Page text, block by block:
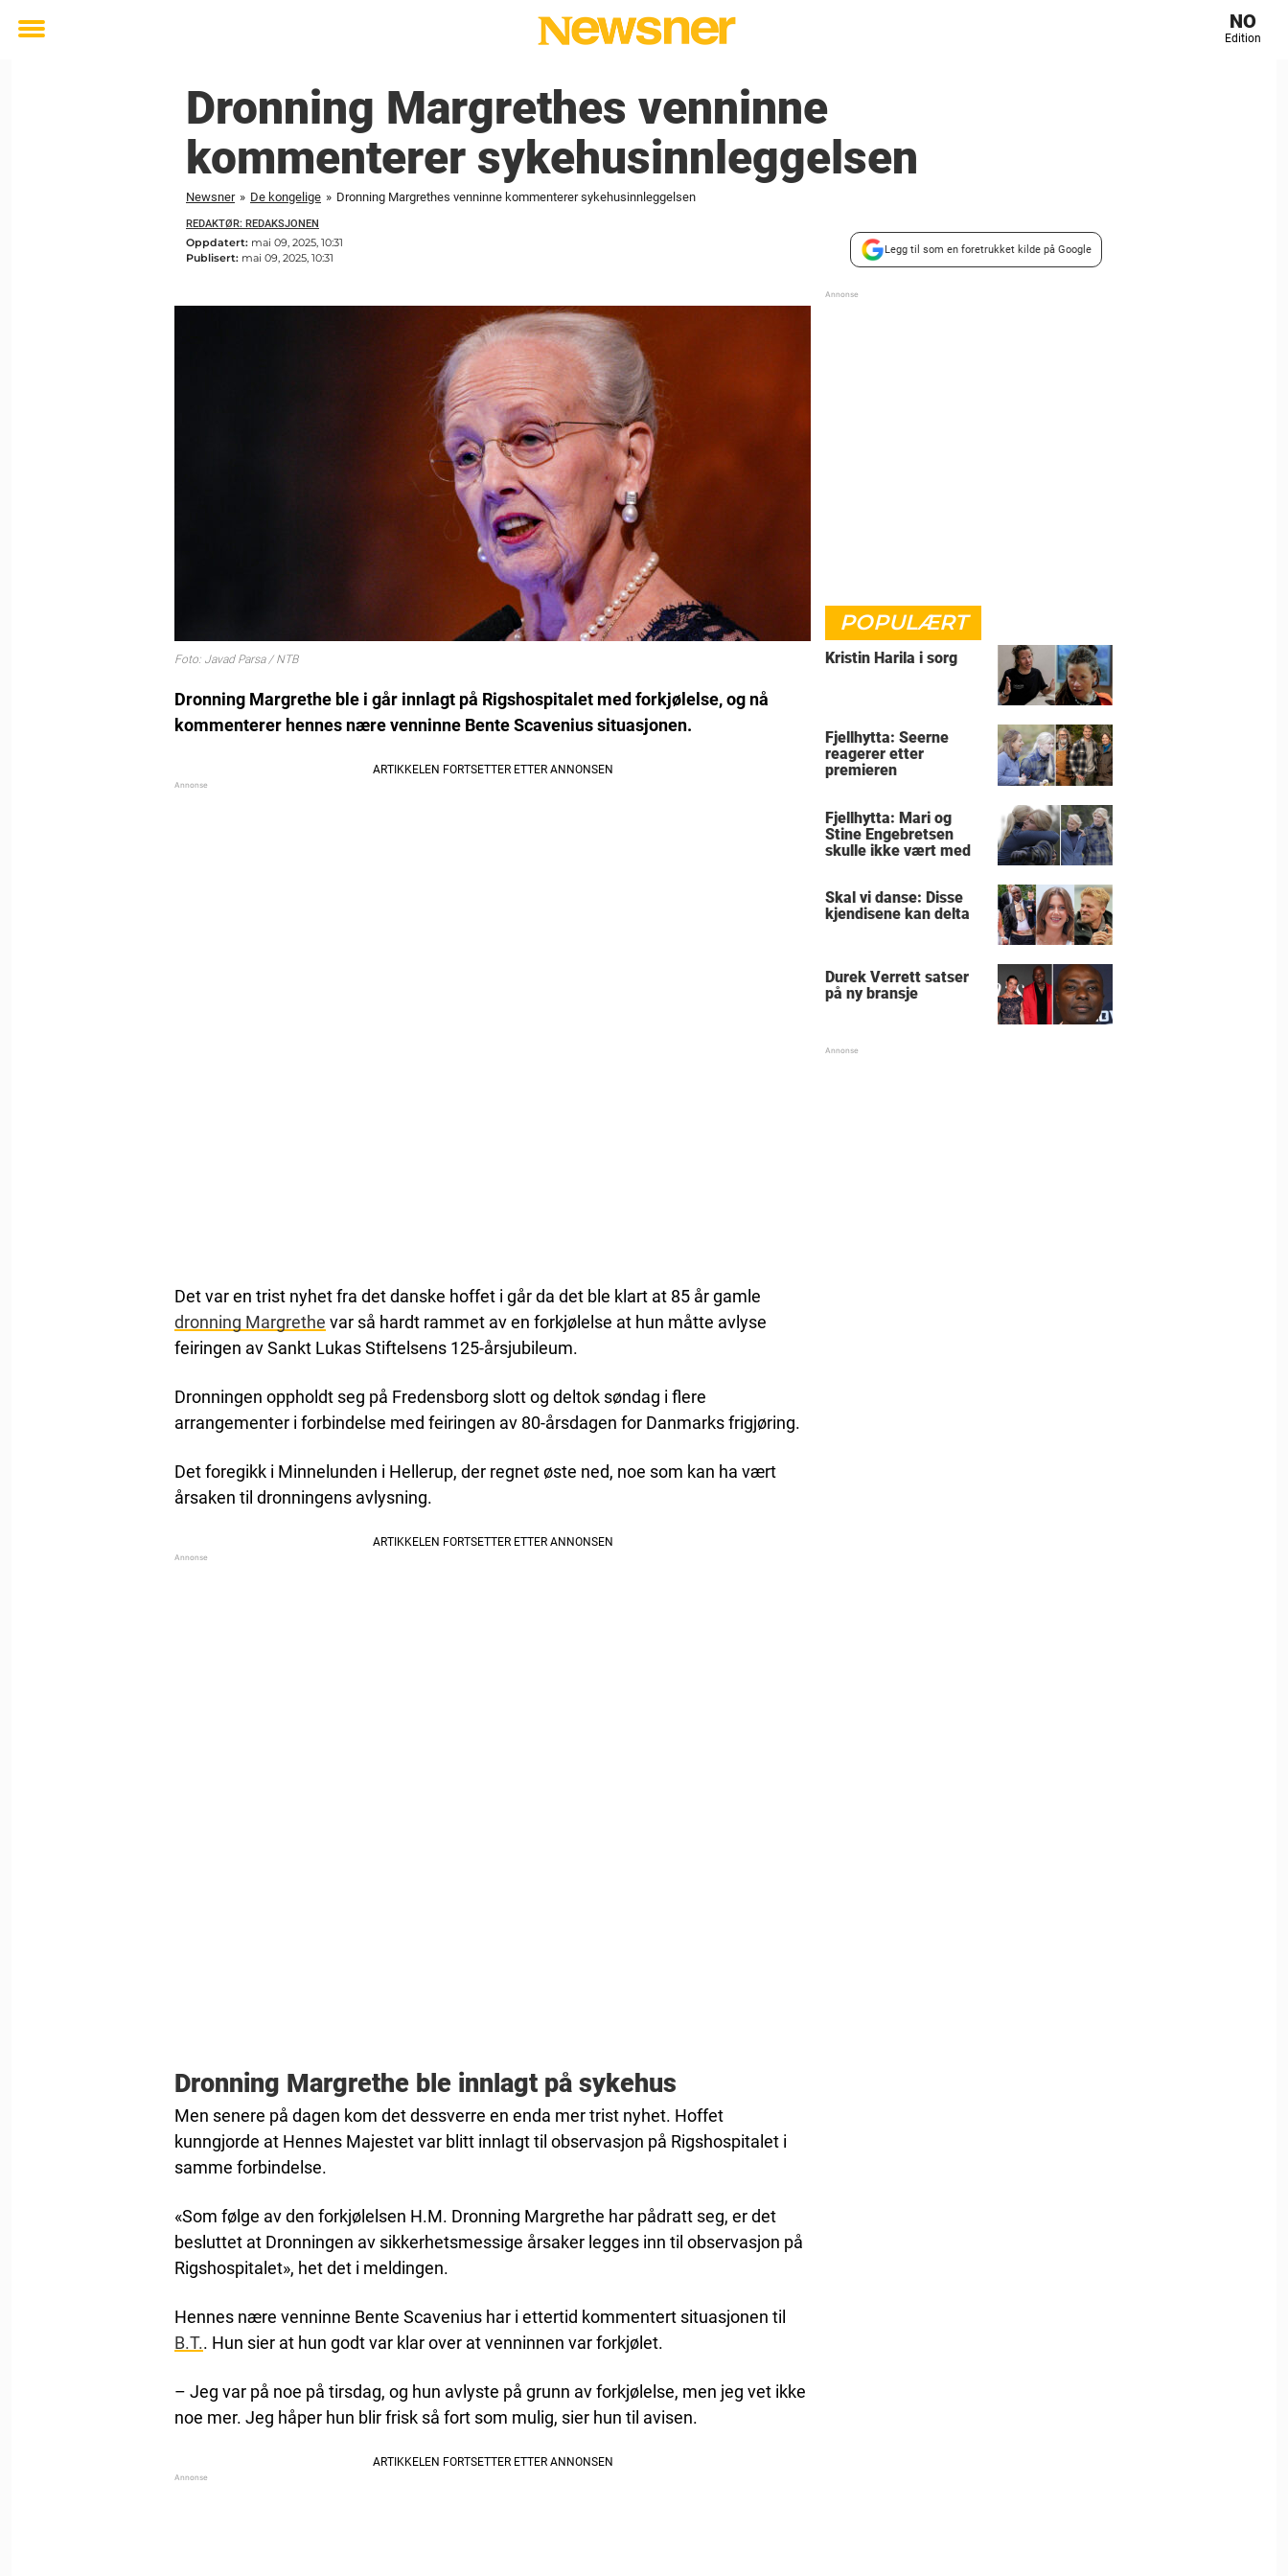
Toggle
NO
Edition
Dronning Margrethes venninne
kommenterer sykehusinnleggelsen
Newsner » De kongelige » Dronning Margrethes venninne kommenterer sykehusinnleggelsen
REDAKTØR: REDAKSJONEN
Oppdatert: mai 09, 2025, 10:31
Publisert: mai 09, 2025, 10:31
Legg til som en foretrukket kilde på Google
Foto: Javad Parsa / NTB
Dronning Margrethe ble i går innlagt på Rigshospitalet med forkjølelse, og nå
kommenterer hennes nære venninne Bente Scavenius situasjonen.
Det var en trist nyhet fra det danske hoffet i går da det ble klart at 85 år gamle
dronning Margrethe var så hardt rammet av en forkjølelse at hun måtte avlyse
feiringen av Sankt Lukas Stiftelsens 125-årsjubileum.
Dronningen oppholdt seg på Fredensborg slott og deltok søndag i flere
arrangementer i forbindelse med feiringen av 80-årsdagen for Danmarks frigjøring.
Det foregikk i Minnelunden i Hellerup, der regnet øste ned, noe som kan ha vært
årsaken til dronningens avlysning.
Dronning Margrethe ble innlagt på sykehus
Men senere på dagen kom det dessverre en enda mer trist nyhet. Hoffet
kunngjorde at Hennes Majestet var blitt innlagt til observasjon på Rigshospitalet i
samme forbindelse.
«Som følge av den forkjølelsen H.M. Dronning Margrethe har pådratt seg, er det
besluttet at Dronningen av sikkerhetsmessige årsaker legges inn til observasjon på
Rigshospitalet», het det i meldingen.
Hennes nære venninne Bente Scavenius har i ettertid kommentert situasjonen til
B.T.. Hun sier at hun godt var klar over at venninnen var forkjølet.
– Jeg var på noe på tirsdag, og hun avlyste på grunn av forkjølelse, men jeg vet ikke
noe mer. Jeg håper hun blir frisk så fort som mulig, sier hun til avisen.
POPULÆRT
Kristin Harila i sorg
Fjellhytta: Seerne
reagerer etter
premieren
Fjellhytta: Mari og
Stine Engebretsen
skulle ikke vært med
Skal vi danse: Disse
kjendisene kan delta
Durek Verrett satser
på ny bransje